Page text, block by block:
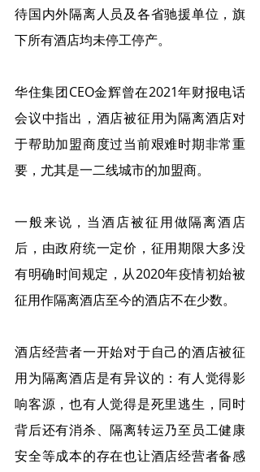
待国内外隔离人员及各省驰援单位，旗
下所有酒店均未停工停产。
华住集团CEO金辉曾在2021年财报电话
会议中指出，酒店被征用为隔离酒店对
于帮助加盟商度过当前艰难时期非常重
要，尤其是一二线城市的加盟商。
一般来说，当酒店被征用做隔离酒店
后，由政府统一定价，征用期限大多没
有明确时间规定，从2020年疫情初始被
征用作隔离酒店至今的酒店不在少数。
酒店经营者一开始对于自己的酒店被征
用为隔离酒店是有异议的：有人觉得影
响客源，也有人觉得是死里逃生，同时
背后还有消杀、隔离转运乃至员工健康
安全等成本的存在也让酒店经营者备感